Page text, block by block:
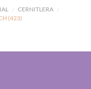
CERNITLERA
(423)